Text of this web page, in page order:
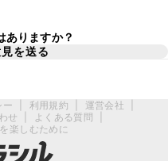
ありますか？
を送る
ー 利用規約 運営会社
せ
よくある質問
楽しむために